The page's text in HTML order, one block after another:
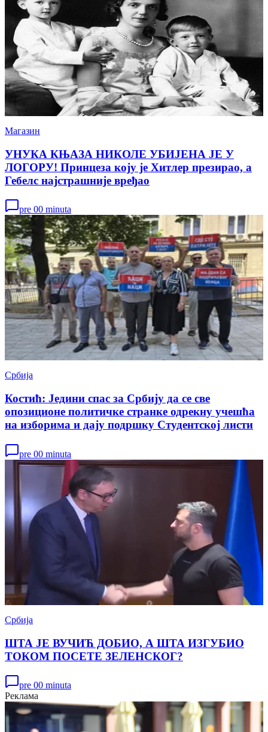
Магазин
УНУКА КЊАЗА НИКОЛЕ УБИЈЕНА ЈЕ У
ЛОГОРУ! Принцеза коју је Хитлер презирао, а
Гебелс најстрашније вређао
pre 00 minuta
Србија
Костић: Једини спас за Србију да се све
опозиционе политичке странке одрекну учешћа
на изборима и дају подршку Студентској листи
pre 00 minuta
Србија
ШТА ЈЕ ВУЧИЋ ДОБИО, А ШТА ИЗГУБИО
ТОКОМ ПОСЕТЕ ЗЕЛЕНСКОГ?
pre 00 minuta
Реклама